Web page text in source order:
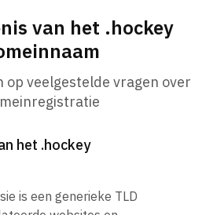
van het .hockey
op veelgestelde vragen over
het .hockey
is een generieke TLD